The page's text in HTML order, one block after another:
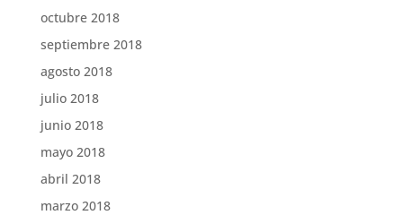
octubre 2018
septiembre 2018
agosto 2018
julio 2018
junio 2018
mayo 2018
abril 2018
marzo 2018